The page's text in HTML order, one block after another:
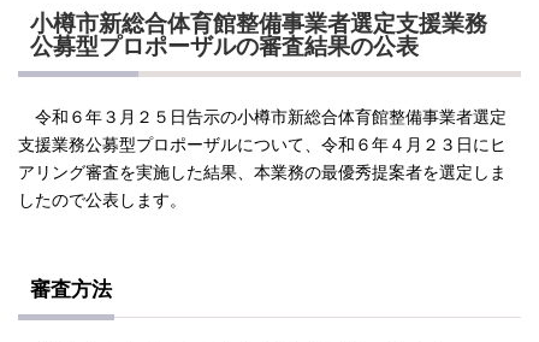
小樽市新総合体育館整備事業者選定支援業務
公募型プロポーザルの審査結果の公表
令和６年３月２５日告示の小樽市新総合体育館整備事業者選定
支援業務公募型プロポーザルについて、令和６年４月２３日にヒ
アリング審査を実施した結果、本業務の最優秀提案者を選定しま
したので公表します。
審査方法